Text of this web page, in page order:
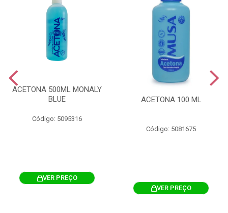
ACETONA 500ML MONALY
BLUE
Código: 5095316
VER PREÇO
ACETONA 100 ML
Código: 5081675
VER PREÇO